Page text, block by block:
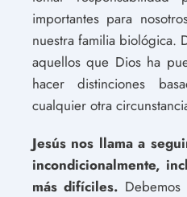
importantes para
nuestra familia biológica.
aquellos que Dios ha
hacer distinciones
cualquier otra
Jesús nos llama a
incondicionalmente,
más difíciles.